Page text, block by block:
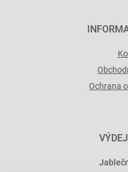
Ochrana